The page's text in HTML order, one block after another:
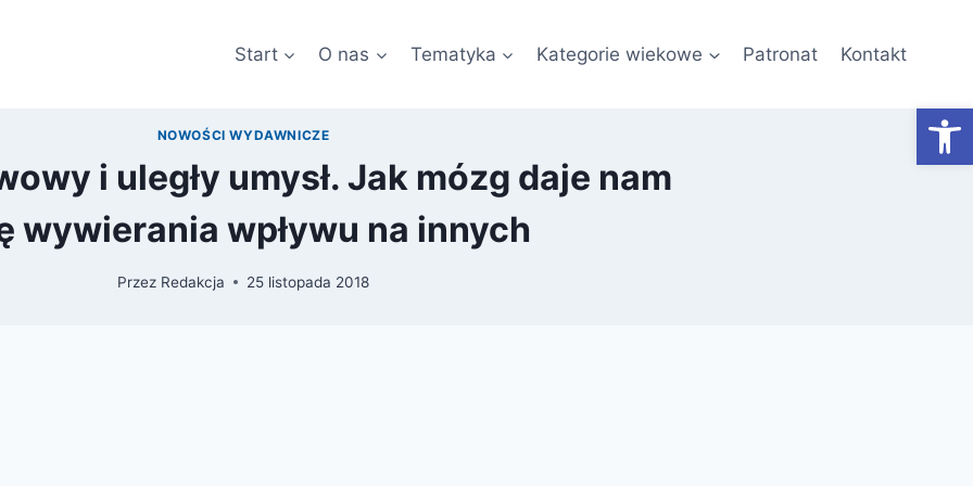
Start O nas Tematyka Kategorie wiekowe Patronat Kontakt
NOWOŚCI WYDAWNICZE
i uległy umysł. Jak mózg daje nam
wywierania wpływu na innych
Przez Redakcja 25 listopada 2018